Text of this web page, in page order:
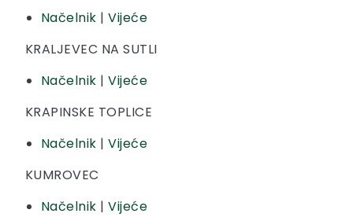
Načelnik |Vijeće
KRALJEVEC NA SUTLI
Načelnik |Vijeće
KRAPINSKE TOPLICE
Načelnik |Vijeće
KUMROVEC
Načelnik |Vijeće